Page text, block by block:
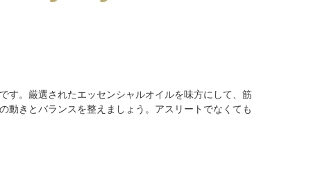
す。厳選されたエッセンシャルオイルを味方にして、筋
動きとバランスを整えましょう。アスリートでなくても